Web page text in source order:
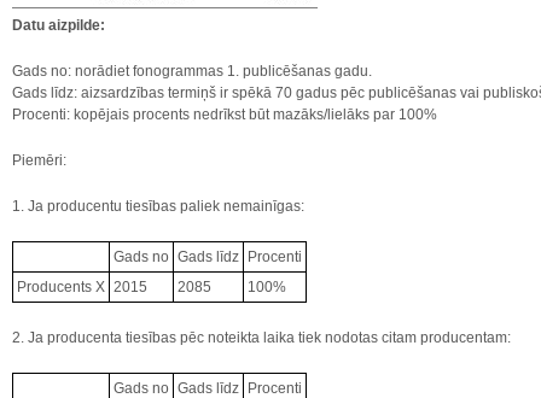
Datu aizpilde:
Gads no: norādiet fonogrammas 1. publicēšanas gadu.
Gads līdz: aizsardzības termiņš ir spēkā 70 gadus pēc publicēšanas vai
Procenti: kopējais procents nedrīkst būt mazāks/lielāks par 100%
Piemēri:
1. Ja producentu tiesības paliek nemainīgas:
Gads no Gads līdz
Procenti
Producents X 2015 2085 100%
2. Ja producenta tiesības pēc noteikta laika tiek nodotas citam producentam:
Gads no Gads līdz
Procenti